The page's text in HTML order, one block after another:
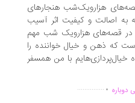
هزارویک‌شب هنجارهای
و کیفیت اثر آسیب
هزارویک شب مهم
و خیال خواننده را
با من همسفر
................